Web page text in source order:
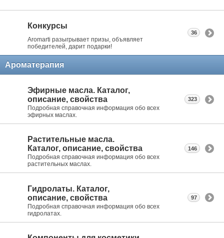
Конкурсы
Aromarti разыгрывает призы, объявляет
победителей, дарит подарки!
36
Ароматерапия
Эфирные масла. Каталог,
описание, свойства
Подробная справочная информация обо всех
эфирных маслах.
323
Растительные масла.
Каталог, описание, свойства
Подробная справочная информация обо всех
растительных маслах.
146
Гидролаты. Каталог,
описание, свойства
Подробная справочная информация обо всех
гидролатах.
97